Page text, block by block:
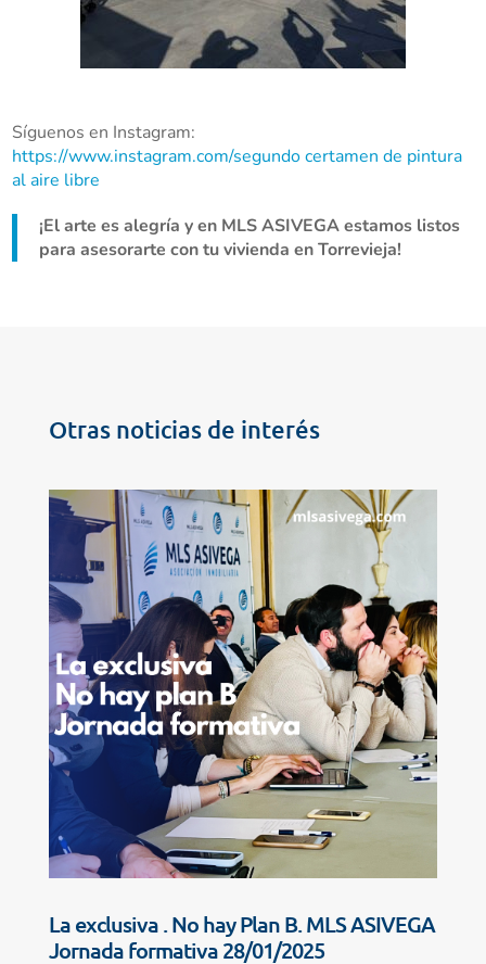
Síguenos en Instagram:
https://www.instagram.com/segundo certamen de pintura
al aire libre
¡El arte es alegría y en MLS ASIVEGA estamos listos
para asesorarte con tu vivienda en Torrevieja!
Otras noticias de interés
La exclusiva . No hay Plan B. MLS ASIVEGA
Jornada formativa 28/01/2025